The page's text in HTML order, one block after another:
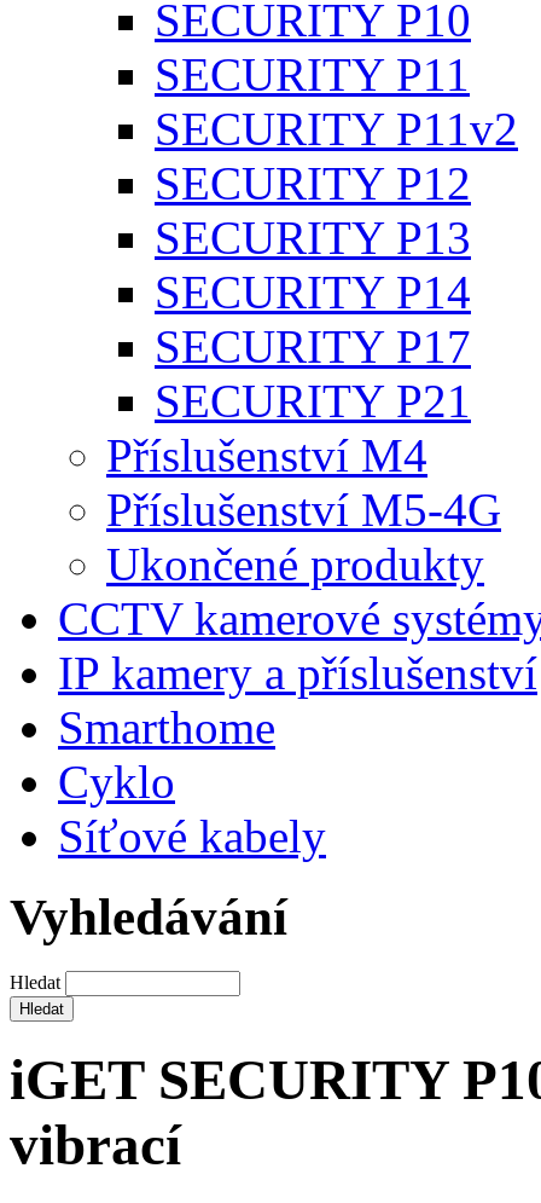
SECURITY P10
SECURITY P11
SECURITY P11v2
SECURITY P12
SECURITY P13
SECURITY P14
SECURITY P17
SECURITY P21
Příslušenství M4
Příslušenství M5-4G
Ukončené produkty
CCTV kamerové
IP kamery a příslušenství
Smarthome
Cyklo
Síťové kabely
Vyhledávání
Hledat
iGET SECURITY
vibrací